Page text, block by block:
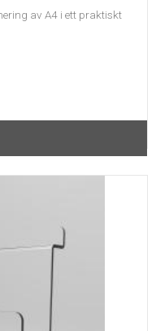
av A4 i ett praktiskt